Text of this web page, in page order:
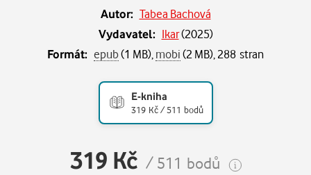
Autor: Tabea Bachová
Vydavatel: Ikar(2025)
Formát: epub(1 MB), mobi(2 MB), 288 stran
E-kniha
319 Kč / 511 bodů
319 Kč / 511 bodů